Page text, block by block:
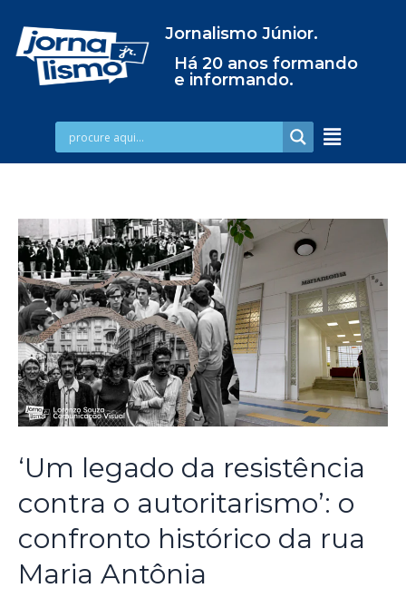
Jornalismo Júnior.
Há 20 anos formando
e informando.
‘Um legado da resistência
contra o autoritarismo’: o
confronto histórico da rua
Maria Antônia